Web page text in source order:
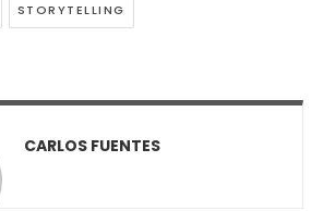
STORYTELLING
CARLOS FUENTES